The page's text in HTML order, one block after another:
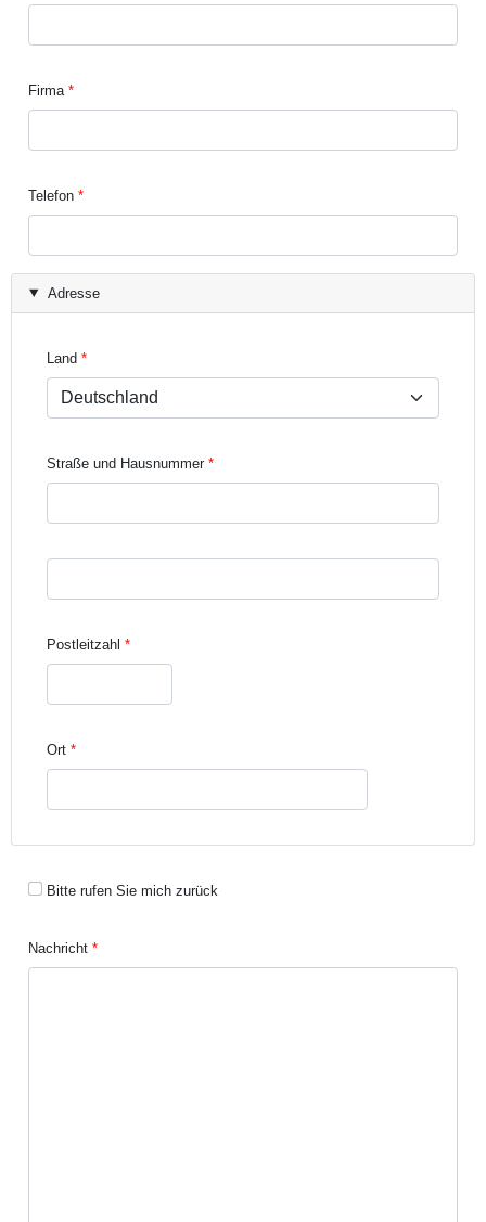
Firma
Telefon
Adresse
Land
Straße und Hausnummer
Straße und Hausnummer Zeile 3
Postleitzahl
Ort
Bitte rufen Sie mich zurück
Nachricht